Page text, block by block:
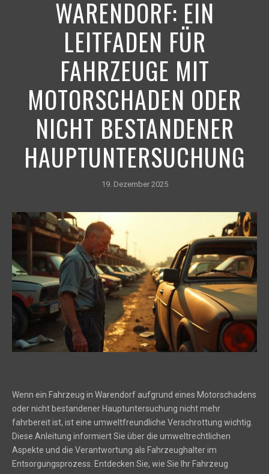
WARENDORF: EIN
LEITFADEN FÜR
FAHRZEUGE MIT
MOTORSCHADEN ODER
NICHT BESTANDENER
HAUPTUNTERSUCHUNG
19. Dezember 2025
Wenn ein Fahrzeug in Warendorf aufgrund eines Motorschadens
oder nicht bestandener Hauptuntersuchung nicht mehr
fahrbereit ist, ist eine umweltfreundliche Verschrottung wichtig.
Diese Anleitung informiert Sie über die umweltrechtlichen
Aspekte und die Verantwortung als Fahrzeughalter im
Entsorgungsprozess. Entdecken Sie, wie Sie Ihr Fahrzeug